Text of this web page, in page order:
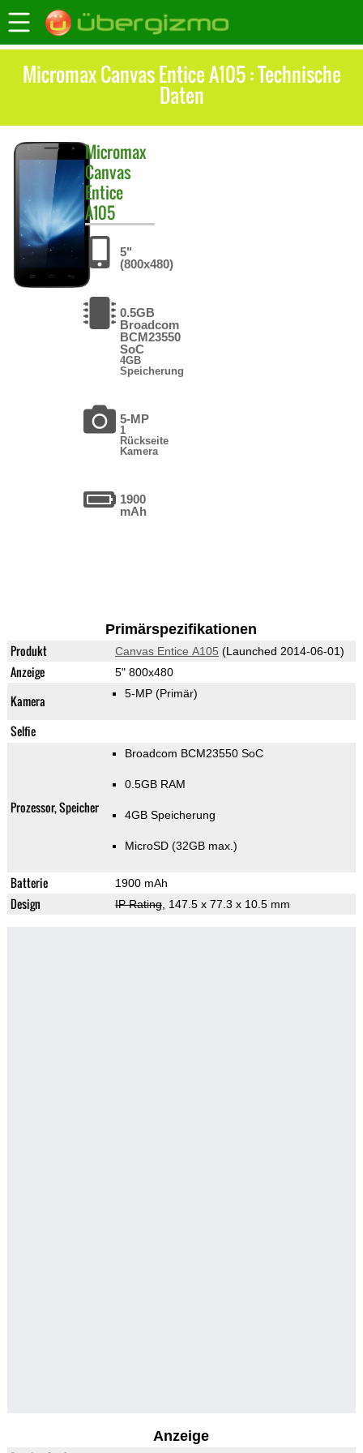
Micromax Canvas Entice A105 : Technische
Daten
Micromax
Canvas
Entice
A105
5"
(800x480)
0.5GB
Broadcom
BCM23550
SoC
4GB
Speicherung
5-MP
1
Rückseite
Kamera
1900
mAh
Primärspezifikationen
Produkt Canvas Entice A105 (Launched 2014-06-01)
Anzeige 5" 800x480
Kamera 5-MP (Primär)
Selfie
Prozessor, Speicher
Broadcom BCM23550 SoC
0.5GB RAM
4GB Speicherung
MicroSD (32GB max.)
Batterie 1900 mAh
Design IP Rating, 147.5 x 77.3 x 10.5 mm
Anzeige